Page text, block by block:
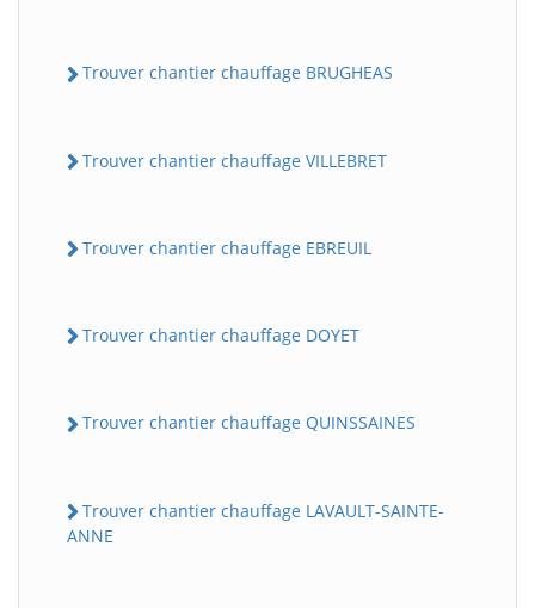
Trouver chantier chauffage BRUGHEAS
Trouver chantier chauffage VILLEBRET
Trouver chantier chauffage EBREUIL
Trouver chantier chauffage DOYET
Trouver chantier chauffage QUINSSAINES
Trouver chantier chauffage LAVAULT-SAINTE-
ANNE